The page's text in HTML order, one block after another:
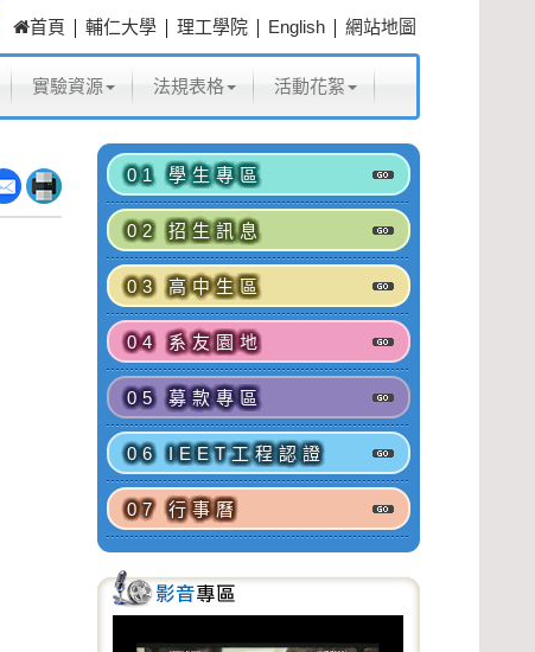
首頁 | 輔仁大學 | 理工學院 | English | 網站地圖
實驗資源 法規表格 活動花絮
01 學生專區
02 招生訊息
03 高中生區
04 系友園地
05 募款專區
06 IEET工程認證
07 行事曆